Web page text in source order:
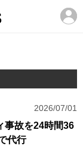
2026/07/01
事故を24時間36
代行